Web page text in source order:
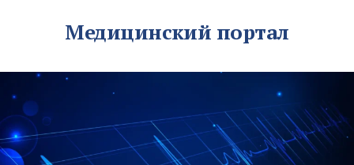
Медицинский портал